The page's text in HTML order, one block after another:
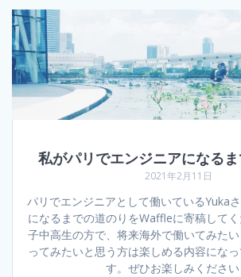
私がパリでエンジニアになる
2021年2月11日
パリでエンジニアとして働いているYuka
になるまでの道のりをWaffleに寄稿して
子中高生の方で、将来海外で働いてみた
ってみたいと思う方は楽しめる内容にな
す。ぜひお楽しみください